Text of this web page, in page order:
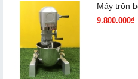
Máy trộn
9.800.000₫